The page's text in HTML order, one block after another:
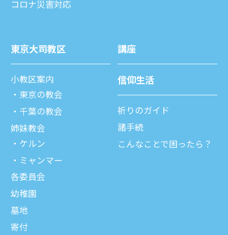
コロナ災害対応
東京⼤司教区
⼩教区案内
東京の教会
千葉の教会
姉妹教会
ケルン
ミャンマー
各委員会
幼稚園
墓地
寄付
講座
信仰⽣活
祈りのガイド
諸⼿続
こんなことで困ったら？